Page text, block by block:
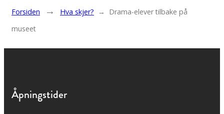
Forsiden → Hva skjer? → Drama-elever tilbake på
museet
Åpningstider